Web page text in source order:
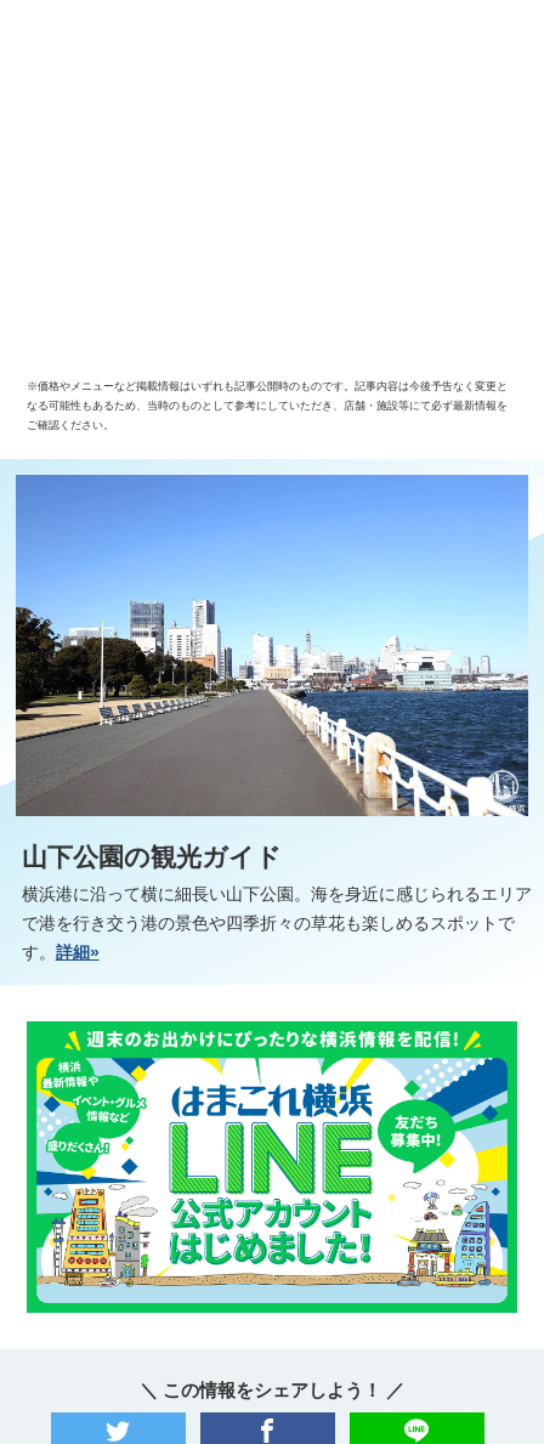
※価格やメニューなど掲載情報はいずれも記事公開時のものです。記事内容は今後予告なく変更と
なる可能性もあるため、当時のものとして参考にしていただき、店舗・施設等にて必ず最新情報を
ご確認ください。
山下公園の観光ガイド
横浜港に沿って横に細長い山下公園。海を身近に感じられるエリア
で港を行き交う港の景色や四季折々の草花も楽しめるスポットで
す。 詳細»
＼ この情報をシェアしよう！ ／